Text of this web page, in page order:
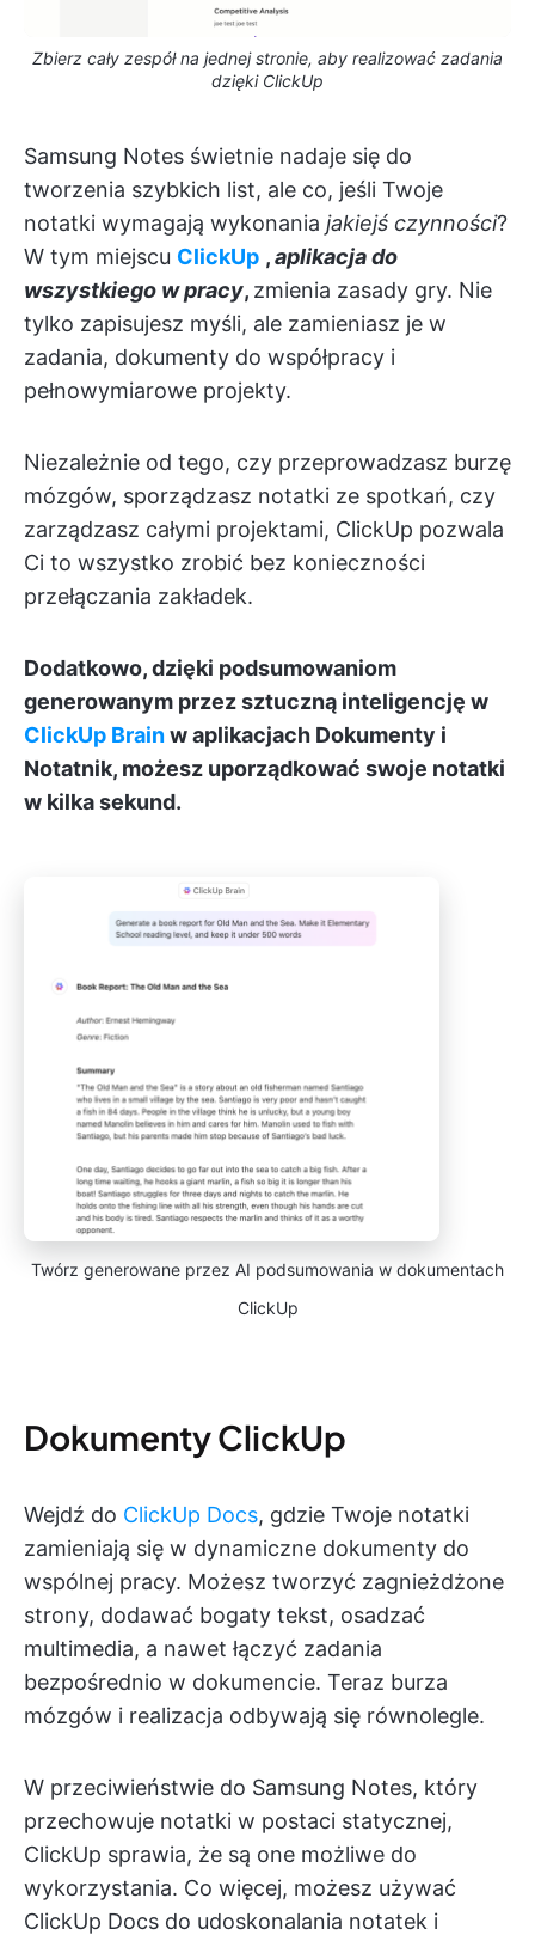
Zbierz cały zespół na jednej stronie, aby realizować zadania
dzięki ClickUp
Samsung Notes świetnie nadaje się do
tworzenia szybkich list, ale co, jeśli Twoje
notatki wymagają wykonania jakiejś czynności?
W tym miejscu ClickUp ,aplikacja do
wszystkiego w pracy, zmienia zasady gry. Nie
tylko zapisujesz myśli, ale zamieniasz je w
zadania, dokumenty do współpracy i
pełnowymiarowe projekty.
Niezależnie od tego, czy przeprowadzasz burzę
mózgów, sporządzasz notatki ze spotkań, czy
zarządzasz całymi projektami, ClickUp pozwala
Ci to wszystko zrobić bez konieczności
przełączania zakładek.
Dodatkowo, dzięki podsumowaniom
generowanym przez sztuczną inteligencję w
ClickUp Brainw aplikacjach Dokumenty i
Notatnik, możesz uporządkować swoje notatki
w kilka sekund.
Twórz generowane przez AI podsumowania w dokumentach
ClickUp
Dokumenty ClickUp
Wejdź do ClickUp Docs, gdzie Twoje notatki
zamieniają się w dynamiczne dokumenty do
wspólnej pracy. Możesz tworzyć zagnieżdżone
strony, dodawać bogaty tekst, osadzać
multimedia, a nawet łączyć zadania
bezpośrednio w dokumencie. Teraz burza
mózgów i realizacja odbywają się równolegle.
W przeciwieństwie do Samsung Notes, który
przechowuje notatki w postaci statycznej,
ClickUp sprawia, że są one możliwe do
wykorzystania. Co więcej, możesz używać
ClickUp Docs do udoskonalania notatek i